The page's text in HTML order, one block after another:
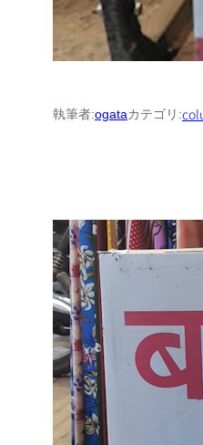
執筆者:ogataカテゴリ: